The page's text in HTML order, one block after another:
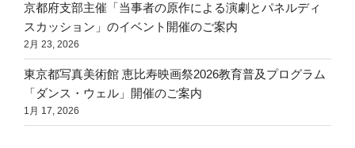
京都府支部主催「当事者の原作による演劇とパネルディ
スカッション」のイベント開催のご案内
2月 23, 2026
東京都写真美術館 恵比寿映画祭2026教育普及プログラム
「ダンス・ウェル」開催のご案内
1月 17, 2026